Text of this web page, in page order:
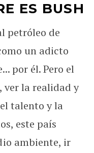
ES BUSH
petróleo de
un adicto
por él. Pero el
ver la realidad y
talento y la
este país
ambiente, ir